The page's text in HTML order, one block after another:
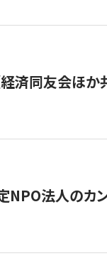
経済同友会ほか
NPO法人のカ